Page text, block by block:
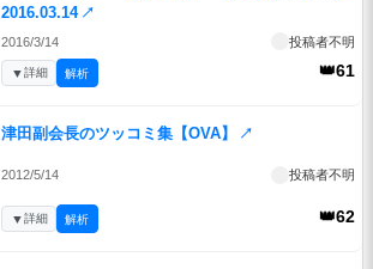
2016.03.14 ↗
2016/3/14 投稿者不明
👑61
▼詳細 解析
津田副会長のツッコミ集【OVA】 ↗
2012/5/14 投稿者不明
👑62
▼詳細 解析